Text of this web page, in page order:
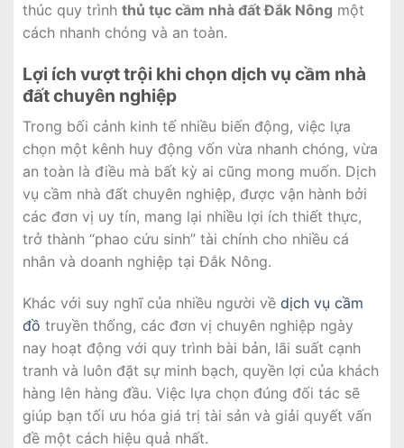
thúc quy trình thủ tục cầm nhà đất Đắk Nông một
cách nhanh chóng và an toàn.
Lợi ích vượt trội khi chọn dịch vụ cầm nhà
đất chuyên nghiệp
Trong bối cảnh kinh tế nhiều biến động, việc lựa
chọn một kênh huy động vốn vừa nhanh chóng, vừa
an toàn là điều mà bất kỳ ai cũng mong muốn. Dịch
vụ cầm nhà đất chuyên nghiệp, được vận hành bởi
các đơn vị uy tín, mang lại nhiều lợi ích thiết thực,
trở thành “phao cứu sinh” tài chính cho nhiều cá
nhân và doanh nghiệp tại Đắk Nông.
Khác với suy nghĩ của nhiều người về dịch vụ cầm
đồ truyền thống, các đơn vị chuyên nghiệp ngày
nay hoạt động với quy trình bài bản, lãi suất cạnh
tranh và luôn đặt sự minh bạch, quyền lợi của khách
hàng lên hàng đầu. Việc lựa chọn đúng đối tác sẽ
giúp bạn tối ưu hóa giá trị tài sản và giải quyết vấn
đề một cách hiệu quả nhất.